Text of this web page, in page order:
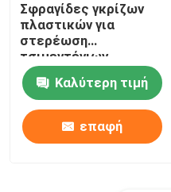
Σφραγίδες γκρίζων
πλαστικών για
στερέωση
τσιμεντένιων
τεμαχίων από υλικό
PE
Καλύτερη τιμή
επαφή